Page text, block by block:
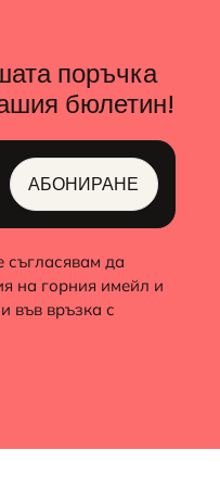
поръчка
бюлетин!
АБОНИРАНЕ
съгласявам да
на горния имейл и
във връзка с